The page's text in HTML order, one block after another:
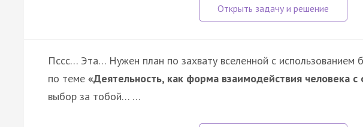
Пссс… Эта… Нужен план по захвату вселенной с использованием
по теме «Деятельность, как форма взаимодействия человека
выбор за тобой… …